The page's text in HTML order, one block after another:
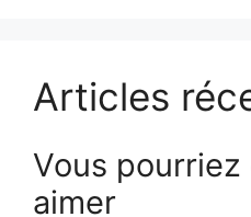
Articles
Vous
aimer